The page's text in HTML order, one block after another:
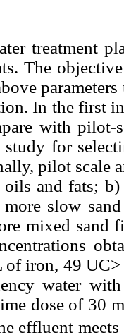
treatment
The
In the first
with pilot-
study for
pilot scale
oils and fats;
slow
mixed sand
of iron, 49
water
dose of 30
effluent